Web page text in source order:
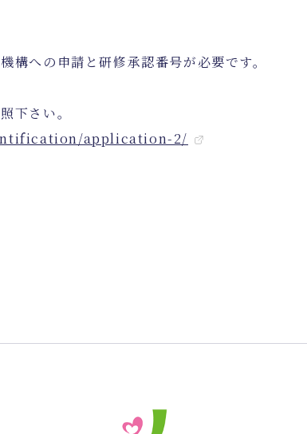
構への申請と研修承認番号が必要です。
下さい。
application-2/